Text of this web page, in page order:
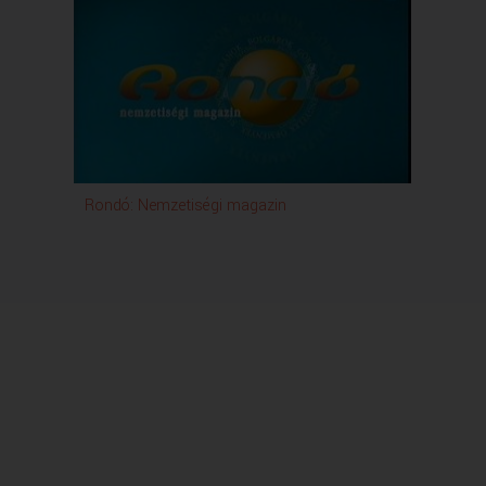
Rondó: Nemzetiségi magazin